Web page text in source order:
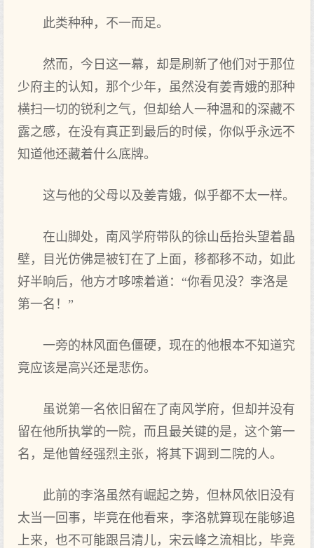
此类种种，不一而足。
然而，今日这一幕，却是刷新了他们对于那位
少府主的认知，那个少年，虽然没有姜青娥的那种
横扫一切的锐利之气，但却给人一种温和的深藏不
露之感，在没有真正到最后的时候，你似乎永远不
知道他还藏着什么底牌。
这与他的父母以及姜青娥，似乎都不太一样。
在山脚处，南风学府带队的徐山岳抬头望着晶
壁，目光仿佛是被钉在了上面，移都移不动，如此
好半晌后，他方才哆嗦着道：“你看见没？李洛是
第一名！”
一旁的林风面色僵硬，现在的他根本不知道究
竟应该是高兴还是悲伤。
虽说第一名依旧留在了南风学府，但却并没有
留在他所执掌的一院，而且最关键的是，这个第一
名，是他曾经强烈主张，将其下调到二院的人。
此前的李洛虽然有崛起之势，但林风依旧没有
太当一回事，毕竟在他看来，李洛就算现在能够追
上来，也不可能跟吕清儿，宋云峰之流相比，毕竟